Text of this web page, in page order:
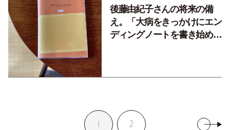
後藤由紀子さんの将来の備
え。「大病をきっかけにエン
ディングノートを書き始めま
1 2